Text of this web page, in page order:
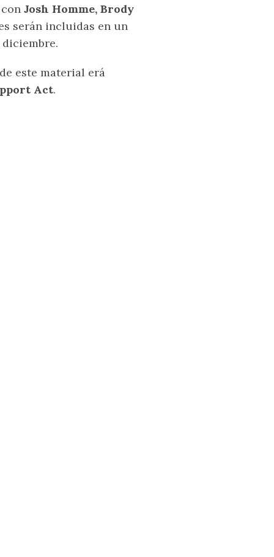
Josh Homme, Brody
serán incluidas en un
este material erá
Act.